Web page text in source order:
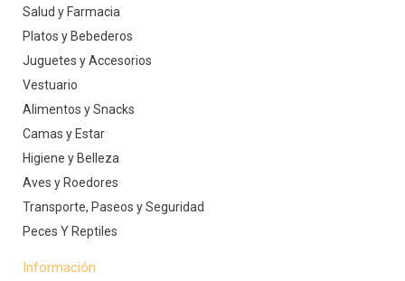
Salud y Farmacia
Platos y Bebederos
Juguetes y Accesorios
Vestuario
Alimentos y Snacks
Camas y Estar
Higiene y Belleza
Aves y Roedores
Transporte, Paseos y Seguridad
Peces Y Reptiles
Información